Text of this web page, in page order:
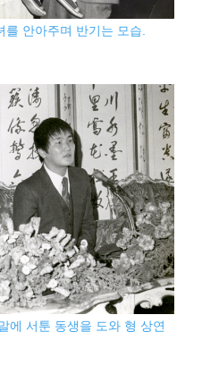
안아주며 반기는 모습.
에 서툰 동생을 도와 형 상연